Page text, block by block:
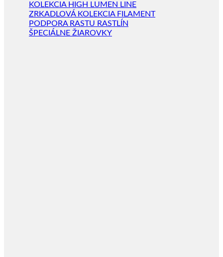
KOLEKCIA HIGH LUMEN LINE
ZRKADLOVÁ KOLEKCIA FILAMENT
PODPORA RASTU RASTLÍN
ŠPECIÁLNE ŽIAROVKY